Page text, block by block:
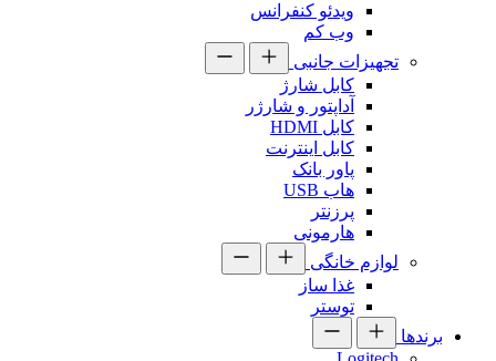
ویدئو کنفرانس
وب کم
تجهیزات جانبی
کابل شارژ
آداپتور و شارژر
کابل HDMI
کابل اینترنت
پاور بانک
هاب USB
پرزنتر
هارمونی
لوازم خانگی
غذا ساز
توستر
برندها